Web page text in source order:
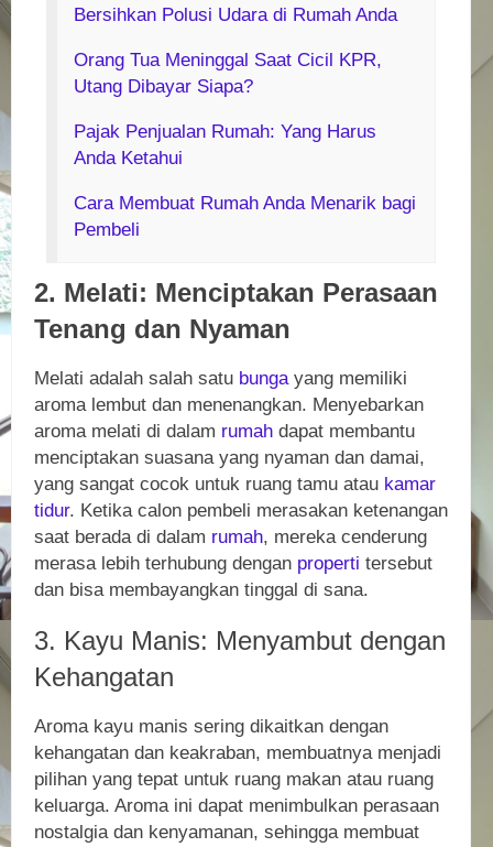
Bersihkan Polusi Udara di Rumah Anda
Orang Tua Meninggal Saat Cicil KPR,
Utang Dibayar Siapa?
Pajak Penjualan Rumah: Yang Harus
Anda Ketahui
Cara Membuat Rumah Anda Menarik bagi
Pembeli
2. Melati: Menciptakan Perasaan
Tenang dan Nyaman
Melati adalah salah satu bungayang memiliki
aroma lembut dan menenangkan. Menyebarkan
aroma melati di dalam rumah dapat membantu
menciptakan suasana yang nyaman dan damai,
yang sangat cocok untuk ruang tamu atau kamar
tidur. Ketika calon pembeli merasakan ketenangan
saat berada di dalam rumah, mereka cenderung
merasa lebih terhubung dengan properti tersebut
dan bisa membayangkan tinggal di sana.
3. Kayu Manis: Menyambut dengan
Kehangatan
Aroma kayu manis sering dikaitkan dengan
kehangatan dan keakraban, membuatnya menjadi
pilihan yang tepat untuk ruang makan atau ruang
keluarga. Aroma ini dapat menimbulkan perasaan
nostalgia dan kenyamanan, sehingga membuat